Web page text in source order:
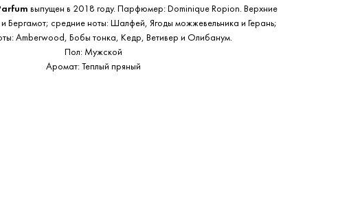
выпущен в 2018 году. Парфюмер: Dominique Ropion. Верхние
Бергамот; средние ноты: Шалфей, Ягоды можжевельника и Герань;
Amberwood, Бобы тонка, Кедр, Ветивер и Олибанум.
Пол: Мужской
Аромат: Теплый пряный